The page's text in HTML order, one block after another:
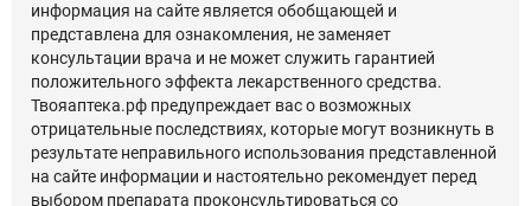
информация на сайте является обобщающей и
представлена для ознакомления, не заменяет
консультации врача и не может служить гарантией
положительного эффекта лекарственного средства.
Твояаптека.рф предупреждает вас о возможных
отрицательные последствиях, которые могут возникнуть в
результате неправильного использования представленной
на сайте информации и настоятельно рекомендует перед
выбором препарата проконсультироваться со